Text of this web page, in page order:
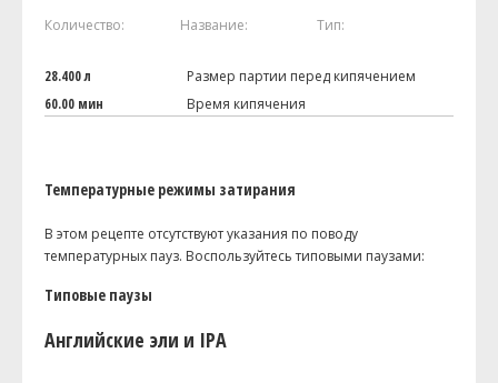
Количество: Название: Тип:
28.400 л
Размер партии перед кипячением
60.00 мин
Время кипячения
Температурные режимы затирания
В этом рецепте отсутствуют указания по поводу
температурных пауз. Воспользуйтесь типовыми паузами:
Типовые паузы
Английские эли и IPA